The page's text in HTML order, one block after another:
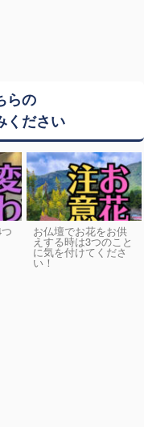
らの
ください
お仏壇でお花をお供
えする時は3つのこと
に気を付けてくださ
い！